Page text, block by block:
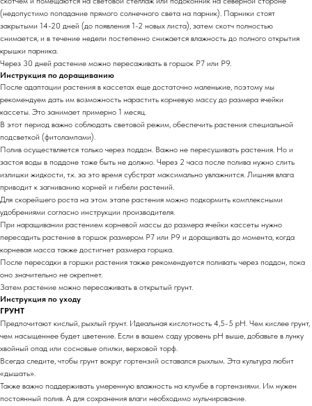
(недопустимо попадание прямого солнечного света на парник). Парники стоят
закрытыми 14-20 дней (до появления 1-2 новых листа), затем скотч полностью
снимается, и в течение недели постепенно снижается влажность до полного открытия
крышки парника.
Через 30 дней растение можно пересаживать в горшок Р7 или Р9.
Инструкция по доращиванию
После адаптации растения в кассетах еще достаточно маленькие, поэтому мы
рекомендуем дать им возможность нарастить корневую массу до размера ячейки
кассеты. Это занимает примерно 1 месяц.
В этот период важно соблюдать световой режим, обеспечить растения специальной
подсветкой (фитолампами).
Полив осуществляется только через поддон. Важно не пересушивать растения. Но и
застоя воды в поддоне тоже быть не должно. Через 2 часа после полива нужно слить
излишки жидкости, т.к. за это время субстрат максимально увлажнится. Лишняя влага
приводит к загниванию корней и гибели растений.
Для скорейшего роста на этом этапе растения можно подкормить комплексными
удобрениями согласно инструкции производителя.
При наращивании растением корневой массы до размера ячейки кассеты нужно
пересадить растение в горшок размером Р7 или Р9 и доращивать до момента, когда
корневая масса также достигнет размера горшка.
После пересадки в горшки растения также рекомендуется поливать через поддон, пока
оно значительно не окрепнет.
Затем растение можно пересаживать в открытый грунт.
Инструкция по уходу
ГРУНТ
Предпочитают кислый, рыхлый грунт. Идеальная кислотность 4,5-5 pH. Чем кислее грунт,
чем насыщеннее будет цветение. Если в вашем саду уровень pH выше, добавьте в лунку
хвойный опад или сосновые опилки, верховой торф.
Всегда следите, чтобы грунт вокруг гортензий оставался рыхлым. Эта культура любит
«дышать».
Также важно поддерживать умеренную влажность на клумбе в гортензиями. Им нужен
постоянный полив. А для сохранения влаги необходимо мульчирование.